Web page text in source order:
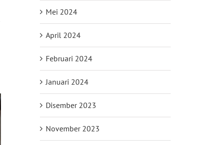
Mei 2024
April 2024
Februari 2024
Januari 2024
Disember 2023
November 2023